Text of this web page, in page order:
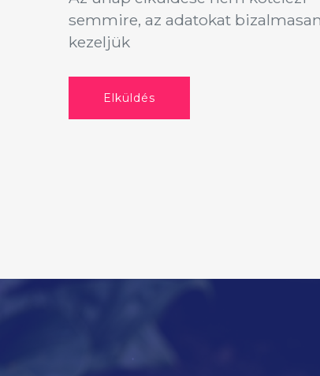
semmire, az adatokat bizalmasan
kezeljük
Elküldés